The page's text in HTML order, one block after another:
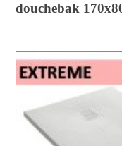
douchebak